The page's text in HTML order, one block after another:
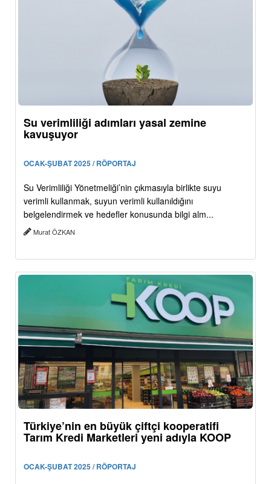
Su verimliliği adımları yasal zemine
kavuşuyor
OCAK-ŞUBAT 2025 / RÖPORTAJ
Su Verimliliği Yönetmeliği’nin çıkmasıyla birlikte suyu
verimli kullanmak, suyun verimli kullanıldığını
belgelendirmek ve hedefler konusunda bilgi alm...
Murat ÖZKAN
Türkiye’nin en büyük çiftçi kooperatifi
Tarım Kredi Marketleri yeni adıyla KOOP
OCAK-ŞUBAT 2025 / RÖPORTAJ